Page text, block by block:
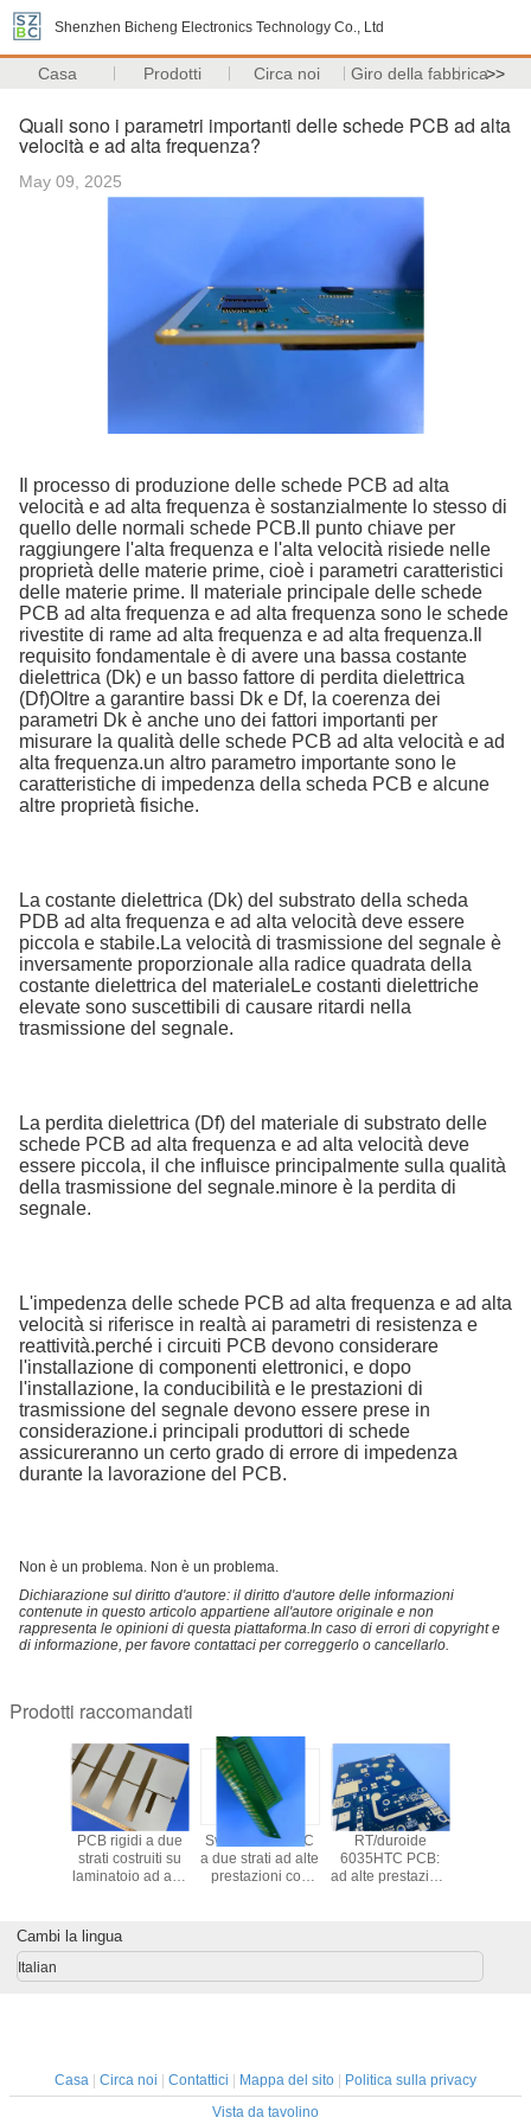
Shenzhen Bicheng Electronics Technology Co., Ltd
Casa Prodotti Circa noi Giro della fabbrica>>
Quali sono i parametri importanti delle schede PCB ad alta
velocità e ad alta frequenza?
May 09, 2025
Il processo di produzione delle schede PCB ad alta
velocità e ad alta frequenza è sostanzialmente lo stesso di
quello delle normali schede PCB.Il punto chiave per
raggiungere l'alta frequenza e l'alta velocità risiede nelle
proprietà delle materie prime, cioè i parametri caratteristici
delle materie prime. Il materiale principale delle schede
PCB ad alta frequenza e ad alta frequenza sono le schede
rivestite di rame ad alta frequenza e ad alta frequenza.Il
requisito fondamentale è di avere una bassa costante
dielettrica (Dk) e un basso fattore di perdita dielettrica
(Df)Oltre a garantire bassi Dk e Df, la coerenza dei
parametri Dk è anche uno dei fattori importanti per
misurare la qualità delle schede PCB ad alta velocità e ad
alta frequenza.un altro parametro importante sono le
caratteristiche di impedenza della scheda PCB e alcune
altre proprietà fisiche.
La costante dielettrica (Dk) del substrato della scheda
PDB ad alta frequenza e ad alta velocità deve essere
piccola e stabile.La velocità di trasmissione del segnale è
inversamente proporzionale alla radice quadrata della
costante dielettrica del materialeLe costanti dielettriche
elevate sono suscettibili di causare ritardi nella
trasmissione del segnale.
La perdita dielettrica (Df) del materiale di substrato delle
schede PCB ad alta frequenza e ad alta velocità deve
essere piccola, il che influisce principalmente sulla qualità
della trasmissione del segnale.minore è la perdita di
segnale.
L'impedenza delle schede PCB ad alta frequenza e ad alta
velocità si riferisce in realtà ai parametri di resistenza e
reattività.perché i circuiti PCB devono considerare
l'installazione di componenti elettronici, e dopo
l'installazione, la conducibilità e le prestazioni di
trasmissione del segnale devono essere prese in
considerazione.i principali produttori di schede
assicureranno un certo grado di errore di impedenza
durante la lavorazione del PCB.
Non è un problema. Non è un problema.
Dichiarazione sul diritto d'autore: il diritto d'autore delle informazioni
contenute in questo articolo appartiene all'autore originale e non
rappresenta le opinioni di questa piattaforma.In caso di errori di copyright e
di informazione, per favore contattaci per correggerlo o cancellarlo.
Prodotti raccomandati
RF e
PCB rigidi a due
strati costruiti su
laminatoio ad alta
termoassorbente
ad alte prestazioni
Wangling
Svelando la FPC
a due strati ad alte
prestazioni con
RT/duroide
6035HTC PCB:
ad alte prestazioni
Cambi la lingua
Italian
Casa Circa noi Contattici Mappa del sito
Politica sulla privacy
Vista da tavolino